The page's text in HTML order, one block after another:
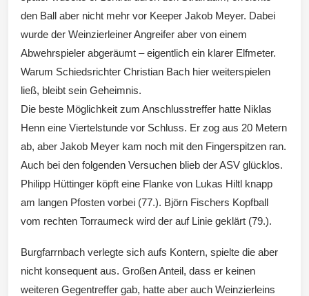
den Ball aber nicht mehr vor Keeper Jakob Meyer. Dabei
wurde der Weinzierleiner Angreifer aber von einem
Abwehrspieler abgeräumt – eigentlich ein klarer Elfmeter.
Warum Schiedsrichter Christian Bach hier weiterspielen
ließ, bleibt sein Geheimnis.
Die beste Möglichkeit zum Anschlusstreffer hatte Niklas
Henn eine Viertelstunde vor Schluss. Er zog aus 20 Metern
ab, aber Jakob Meyer kam noch mit den Fingerspitzen ran.
Auch bei den folgenden Versuchen blieb der ASV glücklos.
Philipp Hüttinger köpft eine Flanke von Lukas Hiltl knapp
am langen Pfosten vorbei (77.). Björn Fischers Kopfball
vom rechten Torraumeck wird der auf Linie geklärt (79.).
Burgfarrnbach verlegte sich aufs Kontern, spielte die aber
nicht konsequent aus. Großen Anteil, dass er keinen
weiteren Gegentreffer gab, hatte aber auch Weinzierleins